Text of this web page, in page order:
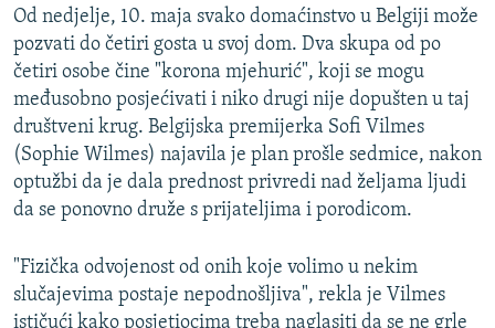
Od nedjelje, 10. maja svako domaćinstvo u Belgiji može
pozvati do četiri gosta u svoj dom. Dva skupa od po
četiri osobe čine "korona mjehurić", koji se mogu
međusobno posjećivati i niko drugi nije dopušten u taj
društveni krug. Belgijska premijerka Sofi Vilmes
(Sophie Wilmes) najavila je plan prošle sedmice, nakon
optužbi da je dala prednost privredi nad željama ljudi
da se ponovno druže s prijateljima i porodicom.
"Fizička odvojenost od onih koje volimo u nekim
slučajevima postaje nepodnošljiva", rekla je Vilmes
ističući kako posjetiocima treba naglasiti da se ne grle